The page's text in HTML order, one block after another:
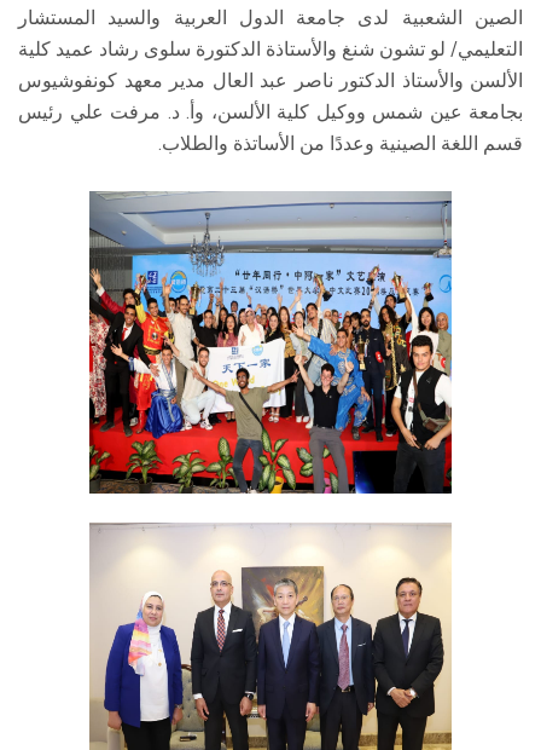
الصين الشعبية لدى جامعة الدول العربية والسيد المستشار
التعليمي/ لو تشون شنغ والأستاذة الدكتورة سلوى رشاد عميد كلية
الألسن والأستاذ الدكتور ناصر عبد العال مدير معهد كونفوشيوس
بجامعة عين شمس ووكيل كلية الألسن، وأ. د. مرفت علي رئيس
قسم اللغة الصينية وعددًا من الأساتذة والطلاب.